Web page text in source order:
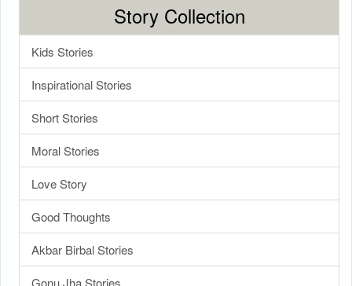
Story Collection
Kids Stories
Inspirational Stories
Short Stories
Moral Stories
Love Story
Good Thoughts
Akbar Birbal Stories
Gonu Jha Stories